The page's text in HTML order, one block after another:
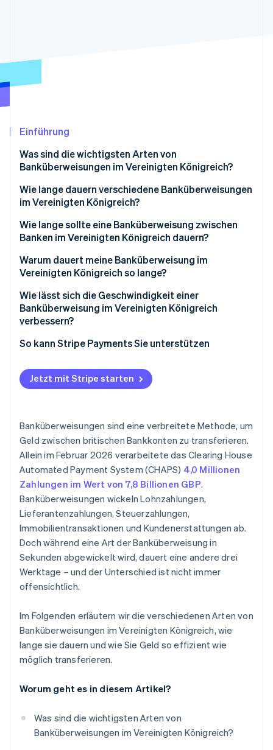
CO₂-Entnahme
Identity
Stripe-Sessions 2026
Erfahren Sie, wie Stripe Lösungen für
Jetzt ansehen
Einführung
Was sind die wichtigsten Arten von
Banküberweisungen im Vereinigten Königreich?
Wie lange dauern verschiedene Banküberweisungen
im Vereinigten Königreich?
Faster Payments
Bacs
Wie lange sollte eine Banküberweisung zwischen
Banken im Vereinigten Königreich dauern?
Warum dauert meine Banküberweisung im
Vereinigten Königreich so lange?
Wie lässt sich die Geschwindigkeit einer
Banküberweisung im Vereinigten Königreich
verbessern?
So kann Stripe Payments Sie unterstützen
Jetzt mit Stripe starten
Banküberweisungen sind eine verbreitete Methode, um
Geld zwischen britischen Bankkonten zu transferieren.
Allein im Februar 2026 verarbeitete das Clearing House
Automated Payment System (CHAPS) 4,0 Millionen
Zahlungen im Wert von 7,8 Billionen GBP.
Banküberweisungen wickeln Lohnzahlungen,
Lieferantenzahlungen, Steuerzahlungen,
Immobilientransaktionen und Kundenerstattungen ab.
Doch während eine Art der Banküberweisung in
Sekunden abgewickelt wird, dauert eine andere drei
Werktage – und der Unterschied ist nicht immer
offensichtlich.
Im Folgenden erläutern wir die verschiedenen Arten von
Banküberweisungen im Vereinigten Königreich, wie
lange sie dauern und wie Sie Geld so effizient wie
möglich transferieren.
Worum geht es in diesem Artikel?
Was sind die wichtigsten Arten von
Banküberweisungen im Vereinigten Königreich?